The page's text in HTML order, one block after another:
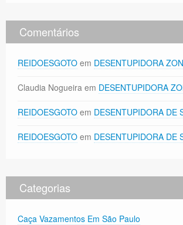
Comentários
REIDOESGOTO em DESENTUPIDORA
Claudia Nogueira em DESENTUPIDORA
REIDOESGOTO em DESENTUPIDORA DE
REIDOESGOTO em DESENTUPIDORA DE
Categorias
Caça Vazamentos Em São Paulo